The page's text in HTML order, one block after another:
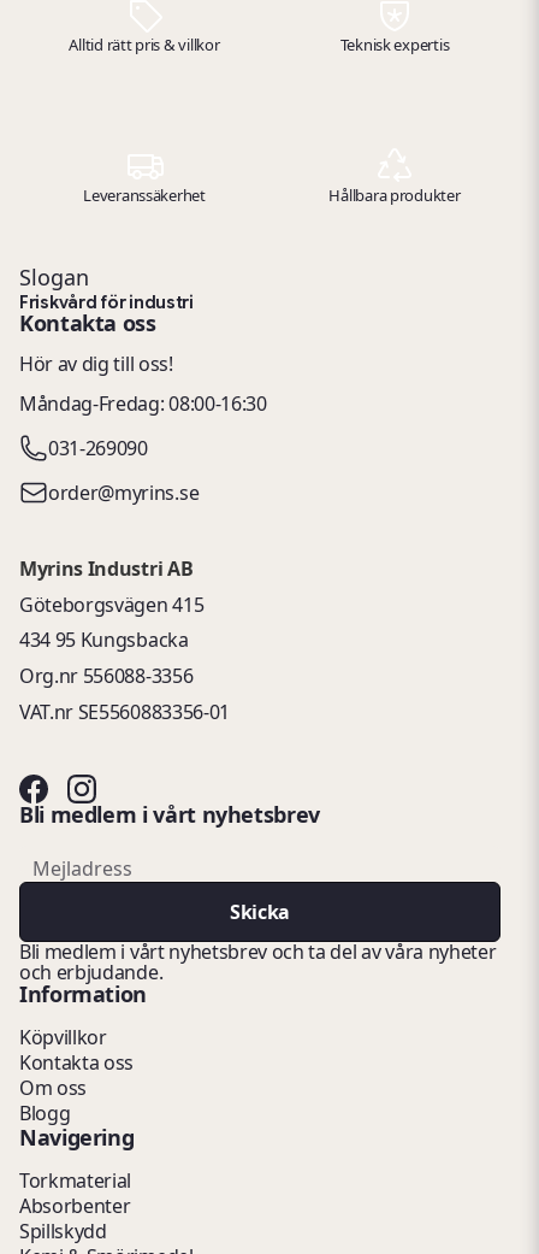
Alltid rätt pris & villkor Teknisk expertis
Leveranssäkerhet Hållbara produkter
Slogan
Friskvård för industri
Kontakta oss
Hör av dig till oss!
Måndag-Fredag: 08:00-16:30
031-269090
order@myrins.se
Myrins Industri AB
Göteborgsvägen 415
434 95 Kungsbacka
Org.nr 556088-3356
VAT.nr SE5560883356-01
Bli medlem i vårt nyhetsbrev
email
Mejladress
Skicka
Bli medlem i vårt nyhetsbrev och ta del av våra nyheter
och erbjudande.
Information
Köpvillkor
Kontakta oss
Om oss
Blogg
Navigering
Torkmaterial
Absorbenter
Spillskydd